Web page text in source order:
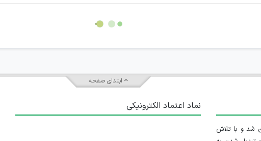
ابتدای صفحه
۱۳۹۱/۱/۱۰ راه اندازی شد و با تلاش
نماد اعتماد الکترونیکی